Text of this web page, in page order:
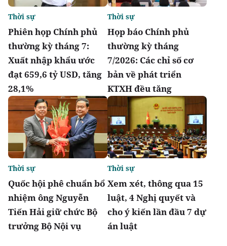
Phiên họp Chính phủ
thường kỳ tháng 7:
Xuất nhập khẩu ước
đạt 659,6 tỷ USD, tăng
28,1%
Thời sự
Họp báo Chính phủ
thường kỳ tháng
7/2026: Các chỉ số cơ
bản về phát triển
KTXH đều tăng
Thời sự
Quốc hội phê chuẩn bổ
nhiệm ông Nguyễn
Tiến Hải giữ chức Bộ
trưởng Bộ Nội vụ
Thời sự
Xem xét, thông qua 15
luật, 4 Nghị quyết và
cho ý kiến lần đầu 7 dự
án luật
Thời sự